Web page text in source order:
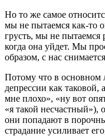
Но то же самое
мы не пытаемся как-то
грусть, мы не пытаемся
когда она уйдет. Мы
образом, с нас
Потому что в основном
депрессии как таковой,
мне плохо», «ну вот
«я такой несчастный»),
они попадают в
страдание усиливает